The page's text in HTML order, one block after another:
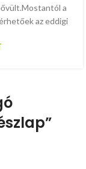
a
az eddigi
”